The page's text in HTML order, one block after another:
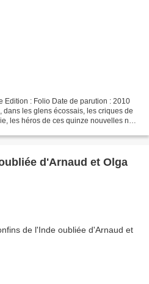
Edition : Folio Date de parution : 2010
dans les glens écossais, les criques de
les héros de ces quinze nouvelles ne
d'Arnaud et Olga